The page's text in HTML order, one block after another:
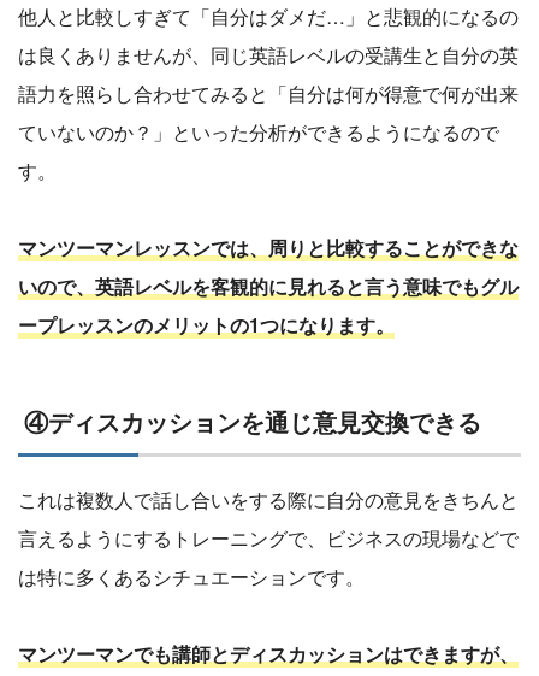
他人と比較しすぎて「自分はダメだ…」と悲観的になるの
は良くありませんが、同じ英語レベルの受講生と自分の英
語力を照らし合わせてみると「自分は何が得意で何が出来
ていないのか？」といった分析ができるようになるので
す。
マンツーマンレッスンでは、周りと比較することができな
いので、英語レベルを客観的に見れると言う意味でもグル
ープレッスンのメリットの1つになります。
④ディスカッションを通じ意見交換できる
これは複数人で話し合いをする際に自分の意見をきちんと
言えるようにするトレーニングで、ビジネスの現場などで
は特に多くあるシチュエーションです。
マンツーマンでも講師とディスカッションはできますが、